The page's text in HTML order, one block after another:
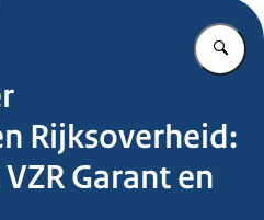
Rijksoverheid:
Garant en